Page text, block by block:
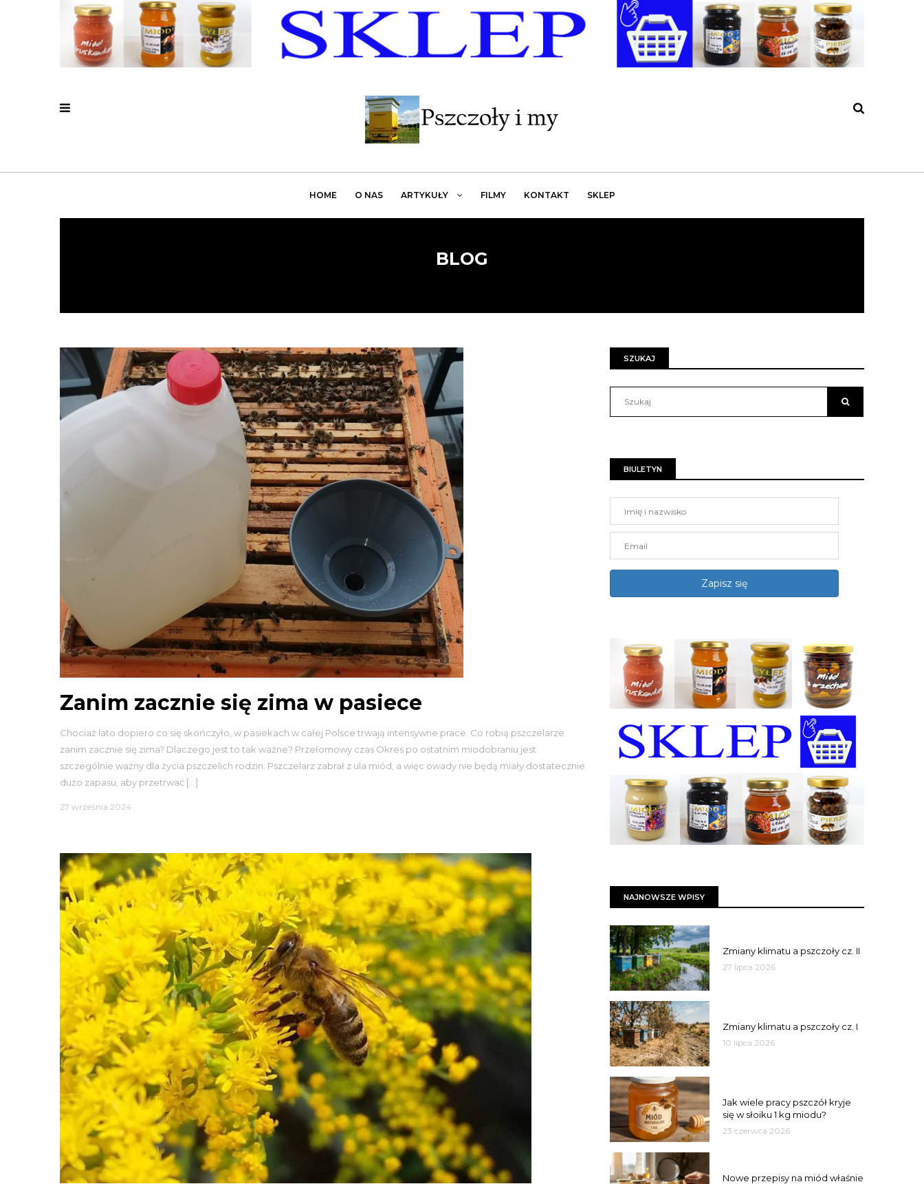
HOME O NAS ARTYKUŁY FILMY KONTAKT SKLEP
BLOG
Zanim zacznie się zima w pasiece
Chociaż lato dopiero co się skończyło, w pasiekach w całej Polsce trwają intensywne prace. Co robią pszczelarze
zanim zacznie się zima? Dlaczego jest to tak ważne? Przełomowy czas Okres po ostatnim miodobraniu jest
szczególnie ważny dla życia pszczelich rodzin. Pszczelarz zabrał z ula miód, a więc owady nie będą miały dostatecznie
dużo zapasu, aby przetrwać […]
27 września 2024
SZUKAJ
BIULETYN
NAJNOWSZE WPISY
Zmiany klimatu a pszczoły cz. II
27 lipca 2026
Zmiany klimatu a pszczoły cz. I
10 lipca 2026
Jak wiele pracy pszczół kryje
się w słoiku 1 kg miodu?
23 czerwca 2026
Nowe przepisy na miód właśnie